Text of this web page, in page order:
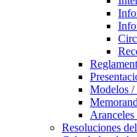
Modelos /
Resoluciones